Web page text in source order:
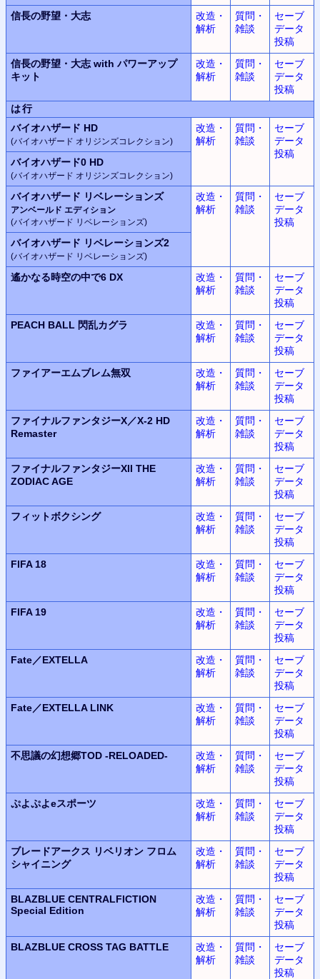
信長の野望・大志
改造・
解析
質問・
雑談
セーブ
データ
投稿
信長の野望・大志 with パワーアップ
キット
改造・
解析
質問・
雑談
セーブ
データ
投稿
は行
バイオハザード HD
(バイオハザード オリジンズコレクション)
改造・
解析
質問・
雑談
セーブ
データ
投稿
バイオハザード0 HD
(バイオハザード オリジンズコレクション)
バイオハザード リベレーションズ
アンベールド エディション
(バイオハザード リベレーションズ)
改造・
解析
質問・
雑談
セーブ
データ
投稿
バイオハザード リベレーションズ2
(バイオハザード リベレーションズ)
遙かなる時空の中で6 DX
改造・
解析
質問・
雑談
セーブ
データ
投稿
PEACH BALL 閃乱カグラ
改造・
解析
質問・
雑談
セーブ
データ
投稿
ファイアーエムブレム無双
改造・
解析
質問・
雑談
セーブ
データ
投稿
ファイナルファンタジーX／X-2 HD
Remaster
改造・
解析
質問・
雑談
セーブ
データ
投稿
ファイナルファンタジーXII THE
ZODIAC AGE
改造・
解析
質問・
雑談
セーブ
データ
投稿
フィットボクシング
改造・
解析
質問・
雑談
セーブ
データ
投稿
FIFA 18
改造・
解析
質問・
雑談
セーブ
データ
投稿
FIFA 19
改造・
解析
質問・
雑談
セーブ
データ
投稿
Fate／EXTELLA
改造・
解析
質問・
雑談
セーブ
データ
投稿
Fate／EXTELLA LINK
改造・
解析
質問・
雑談
セーブ
データ
投稿
不思議の幻想郷TOD -RELOADED-
改造・
解析
質問・
雑談
セーブ
データ
投稿
ぷよぷよeスポーツ
改造・
解析
質問・
雑談
セーブ
データ
投稿
ブレードアークス リベリオン フロム
シャイニング
改造・
解析
質問・
雑談
セーブ
データ
投稿
BLAZBLUE CENTRALFICTION
Special Edition
改造・
解析
質問・
雑談
セーブ
データ
投稿
BLAZBLUE CROSS TAG BATTLE
改造・
解析
質問・
雑談
セーブ
データ
投稿